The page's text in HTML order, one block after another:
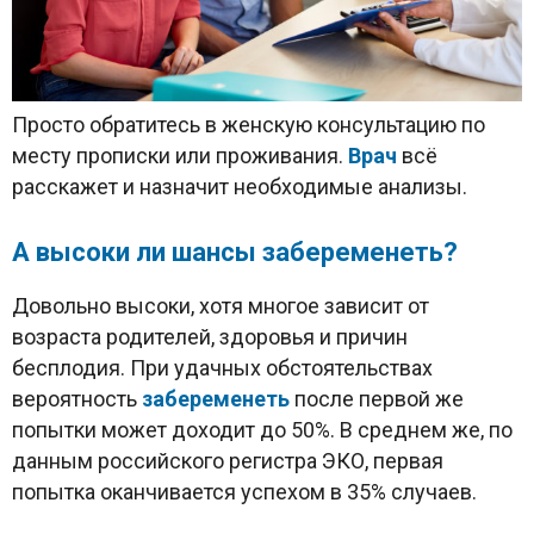
Просто обратитесь в женскую консультацию по
месту прописки или проживания. Врач всё
расскажет и назначит необходимые анализы.
А высоки ли шансы забеременеть?
Довольно высоки, хотя многое зависит от
возраста родителей, здоровья и причин
бесплодия. При удачных обстоятельствах
вероятность забеременеть после первой же
попытки может доходит до 50%. В среднем же, по
данным российского регистра ЭКО, первая
попытка оканчивается успехом в 35% случаев.